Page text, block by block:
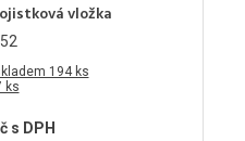
vložka
194 ks
ks
s DPH